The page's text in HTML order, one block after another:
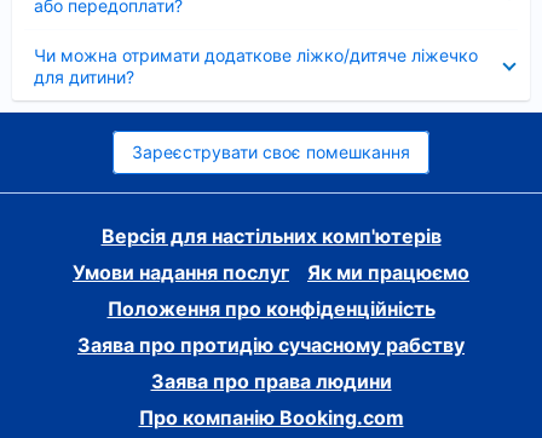
або передоплати?
Чи можна отримати додаткове ліжко/дитяче ліжечко
для дитини?
Зареєструвати своє помешкання
Версія для настільних комп'ютерів
Умови надання послуг
Як ми працюємо
Положення про конфіденційність
Заява про протидію сучасному рабству
Заява про права людини
Про компанію Booking.com